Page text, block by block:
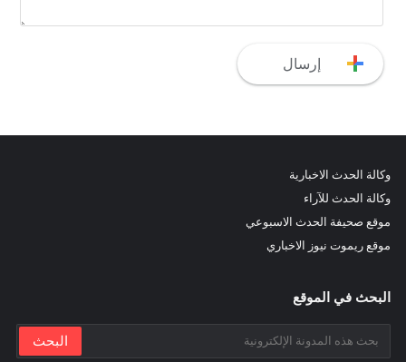
وكالة الحدث الاخبارية
وكالة الحدث للآراء
موقع صحيفة الحدث الاسبوعي
موقع ريموت نيوز الاخباري
البحث في الموقع